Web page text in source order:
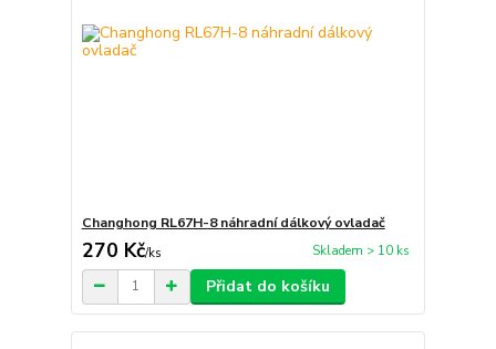
Changhong RL67H-8 náhradní dálkový ovladač
270 Kč/ks Skladem > 10 ks
Přidat do košíku